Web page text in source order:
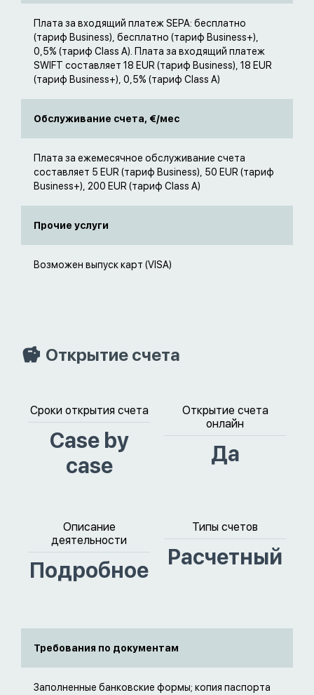
Плата за входящий платеж SEPA: бесплатно
(тариф Business), бесплатно (тариф Business+),
0,5% (тариф Class A). Плата за входящий платеж
SWIFT составляет 18 EUR (тариф Business), 18 EUR
(тариф Business+), 0,5% (тариф Class A)
Обслуживание счета, €/мес
Плата за ежемесячное обслуживание счета
составляет 5 EUR (тариф Business), 50 EUR (тариф
Business+), 200 EUR (тариф Class A)
Прочие услуги
Возможен выпуск карт (VISA)
Открытие счета
Сроки открытия счета
Case by
case
Открытие счета
онлайн
Да
Описание
деятельности
Подробное
Типы счетов
Расчетный
Требования по документам
Заполненные банковские формы; копия паспорта